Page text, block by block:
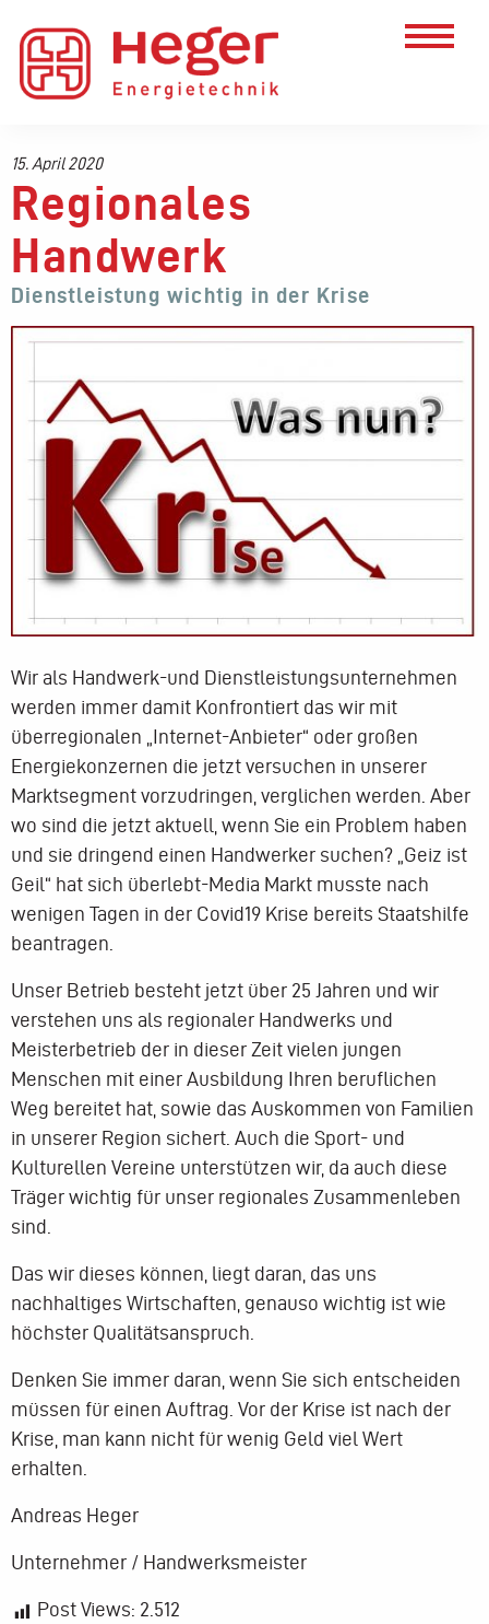
15. April 2020
Regionales
Handwerk
Dienstleistung wichtig in der Krise
Wir als Handwerk-und Dienstleistungsunternehmen
werden immer damit Konfrontiert das wir mit
überregionalen „Internet-Anbieter“ oder großen
Energiekonzernen die jetzt versuchen in unserer
Marktsegment vorzudringen, verglichen werden. Aber
wo sind die jetzt aktuell, wenn Sie ein Problem haben
und sie dringend einen Handwerker suchen? „Geiz ist
Geil“ hat sich überlebt-Media Markt musste nach
wenigen Tagen in der Covid19 Krise bereits Staatshilfe
beantragen.
Unser Betrieb besteht jetzt über 25 Jahren und wir
verstehen uns als regionaler Handwerks und
Meisterbetrieb der in dieser Zeit vielen jungen
Menschen mit einer Ausbildung Ihren beruflichen
Weg bereitet hat, sowie das Auskommen von Familien
in unserer Region sichert. Auch die Sport- und
Kulturellen Vereine unterstützen wir, da auch diese
Träger wichtig für unser regionales Zusammenleben
sind.
Das wir dieses können, liegt daran, das uns
nachhaltiges Wirtschaften, genauso wichtig ist wie
höchster Qualitätsanspruch.
Denken Sie immer daran, wenn Sie sich entscheiden
müssen für einen Auftrag. Vor der Krise ist nach der
Krise, man kann nicht für wenig Geld viel Wert
erhalten.
Andreas Heger
Unternehmer / Handwerksmeister
Post Views: 2.512